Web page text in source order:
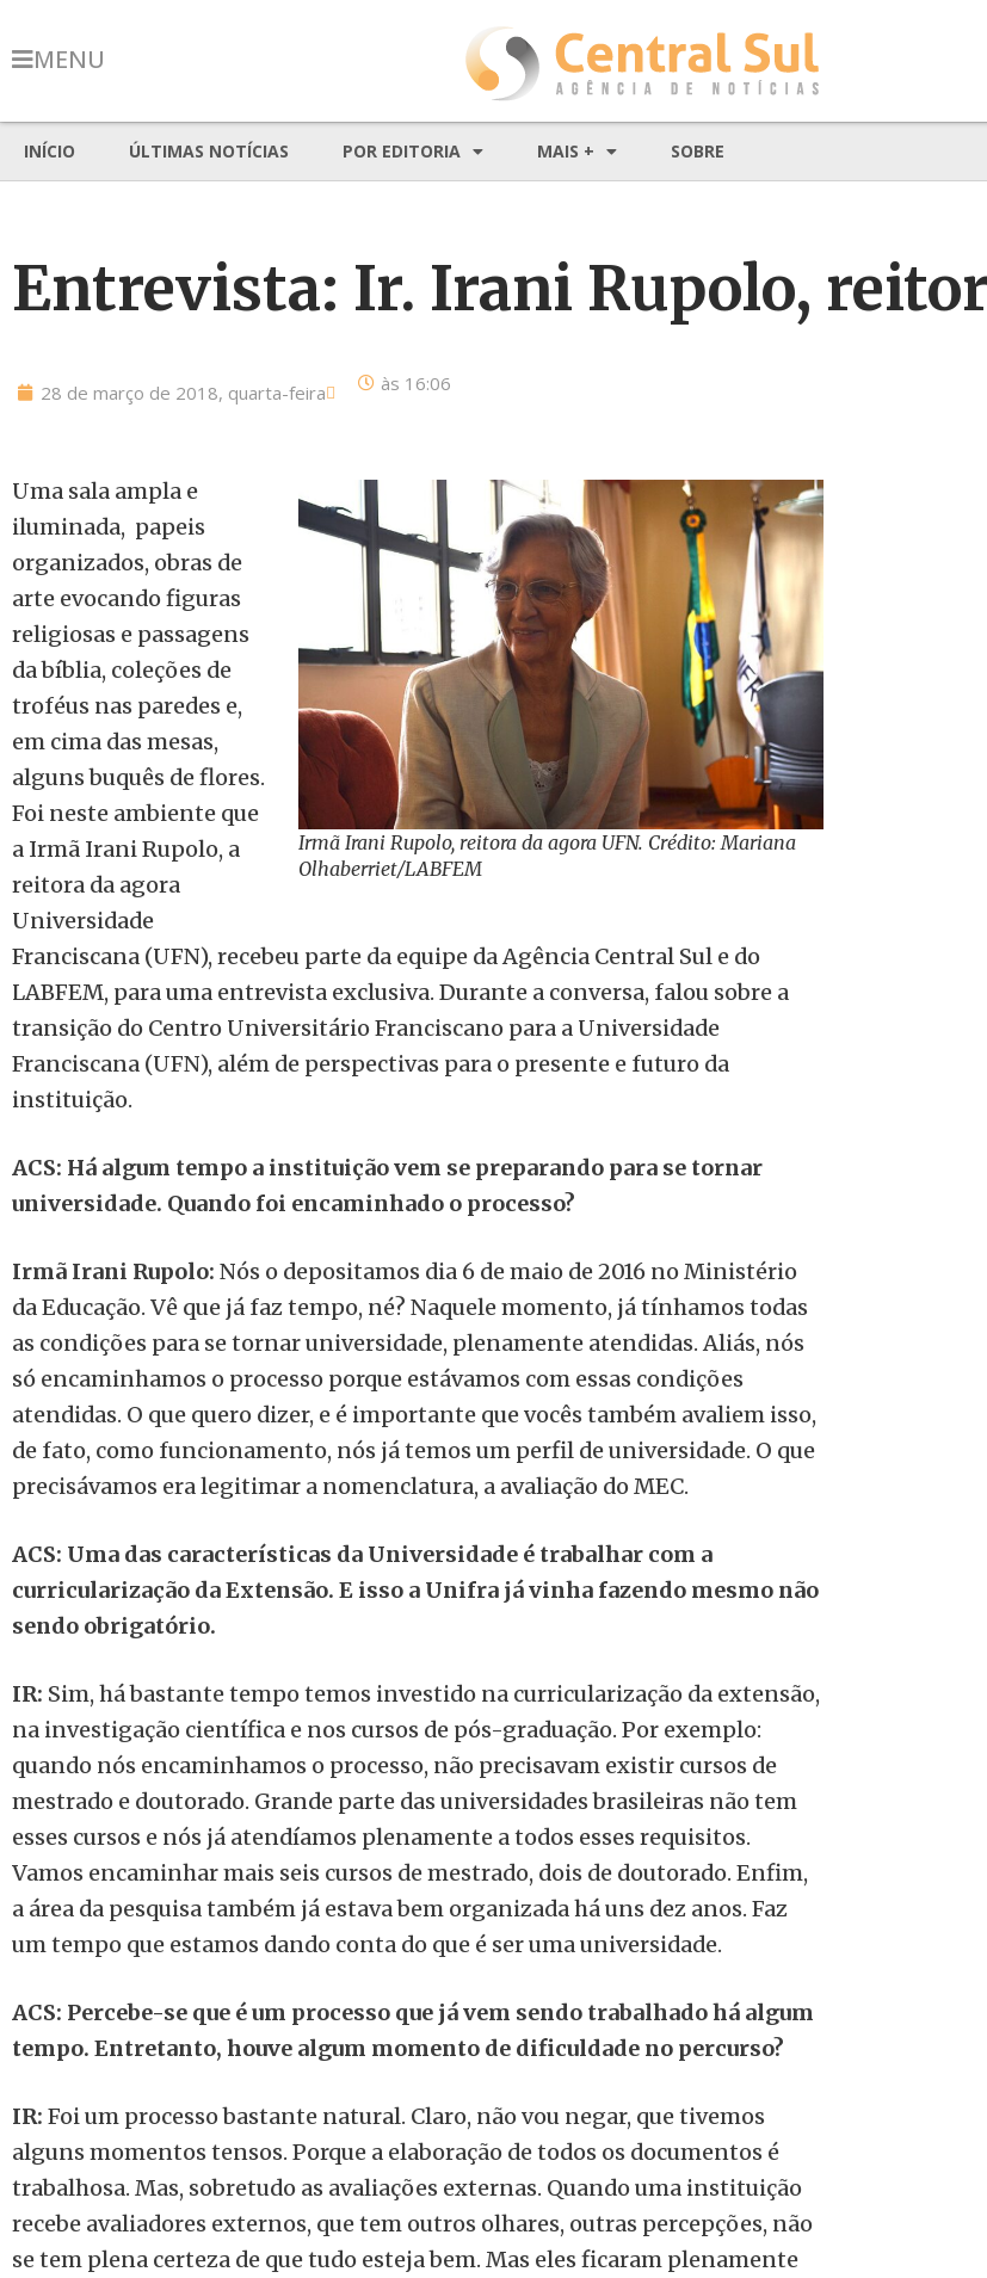
MENU
INÍCIO ÚLTIMAS NOTÍCIAS POR EDITORIA MAIS + SOBRE
Entrevista: Ir. Irani Rupolo,
28 de março de 2018, quarta-feira às 16:06
Irmã Irani Rupolo, reitora da agora UFN. Crédito: Mariana
Olhaberriet/LABFEM
Uma sala ampla e
iluminada, papeis
organizados, obras de
arte evocando figuras
religiosas e passagens
da bíblia, coleções de
troféus nas paredes e,
em cima das mesas,
alguns buquês de flores.
Foi neste ambiente que
a Irmã Irani Rupolo, a
reitora da agora
Universidade
Franciscana (UFN), recebeu parte da equipe da Agência Central Sul e do
LABFEM, para uma entrevista exclusiva. Durante a conversa, falou sobre a
transição do Centro Universitário Franciscano para a Universidade
Franciscana (UFN), além de perspectivas para o presente e futuro da
instituição.
ACS: Há algum tempo a instituição vem se preparando para se tornar
universidade. Quando foi encaminhado o processo?
Irmã Irani Rupolo: Nós o depositamos dia 6 de maio de 2016 no Ministério
da Educação. Vê que já faz tempo, né? Naquele momento, já tínhamos todas
as condições para se tornar universidade, plenamente atendidas. Aliás, nós
só encaminhamos o processo porque estávamos com essas condições
atendidas. O que quero dizer, e é importante que vocês também avaliem isso,
de fato, como funcionamento, nós já temos um perfil de universidade. O que
precisávamos era legitimar a nomenclatura, a avaliação do MEC.
ACS: Uma das características da Universidade é trabalhar com a
curricularização da Extensão. E isso a Unifra já vinha fazendo mesmo não
sendo obrigatório.
IR: Sim, há bastante tempo temos investido na curricularização da extensão,
na investigação científica e nos cursos de pós-graduação. Por exemplo:
quando nós encaminhamos o processo, não precisavam existir cursos de
mestrado e doutorado. Grande parte das universidades brasileiras não tem
esses cursos e nós já atendíamos plenamente a todos esses requisitos.
Vamos encaminhar mais seis cursos de mestrado, dois de doutorado. Enfim,
a área da pesquisa também já estava bem organizada há uns dez anos. Faz
um tempo que estamos dando conta do que é ser uma universidade.
ACS: Percebe-se que é um processo que já vem sendo trabalhado há algum
tempo. Entretanto, houve algum momento de dificuldade no percurso?
IR: Foi um processo bastante natural. Claro, não vou negar, que tivemos
alguns momentos tensos. Porque a elaboração de todos os documentos é
trabalhosa. Mas, sobretudo as avaliações externas. Quando uma instituição
recebe avaliadores externos, que tem outros olhares, outras percepções, não
se tem plena certeza de que tudo esteja bem. Mas eles ficaram plenamente